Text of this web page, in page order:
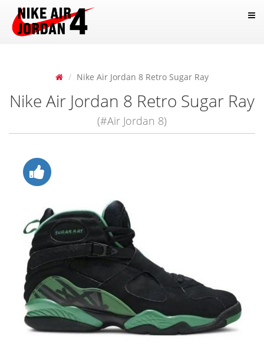
Nike Air Jordan 8 Retro Sugar Ray
Nike Air Jordan 8 Retro Sugar Ray
(#Air Jordan 8)